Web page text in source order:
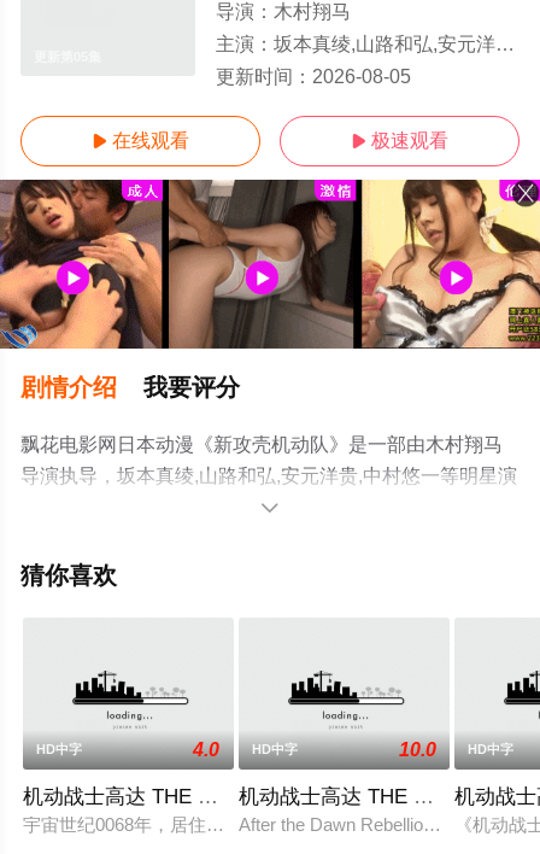
导演： 木村翔马
主演： 坂本真绫,山路和弘,安元洋贵,中村悠一
更新时间： 2026-08-05
 在线观看  极速观看
剧情介绍 我要评分
飘花电影网日本动漫《新攻壳机动队》是一部由木村翔马
导演执导，坂本真绫,山路和弘,安元洋贵,中村悠一等明星演
员精彩演绎的日本动漫，手机免费观看高清无删减完整版
视猫或剧情网等平台了解。

猜你喜欢
HD中字 4.0
机动战士高达 THE ORIGIN Ⅲ 破晓起义
宇宙世纪0068年，居住在SIDE3的慕佐自治共和国议长发表完
HD中字 10.0
机动战士高达 THE ORIGIN Ⅳ
After the Dawn Rebellion, Char
HD中字
机动战
《机动战